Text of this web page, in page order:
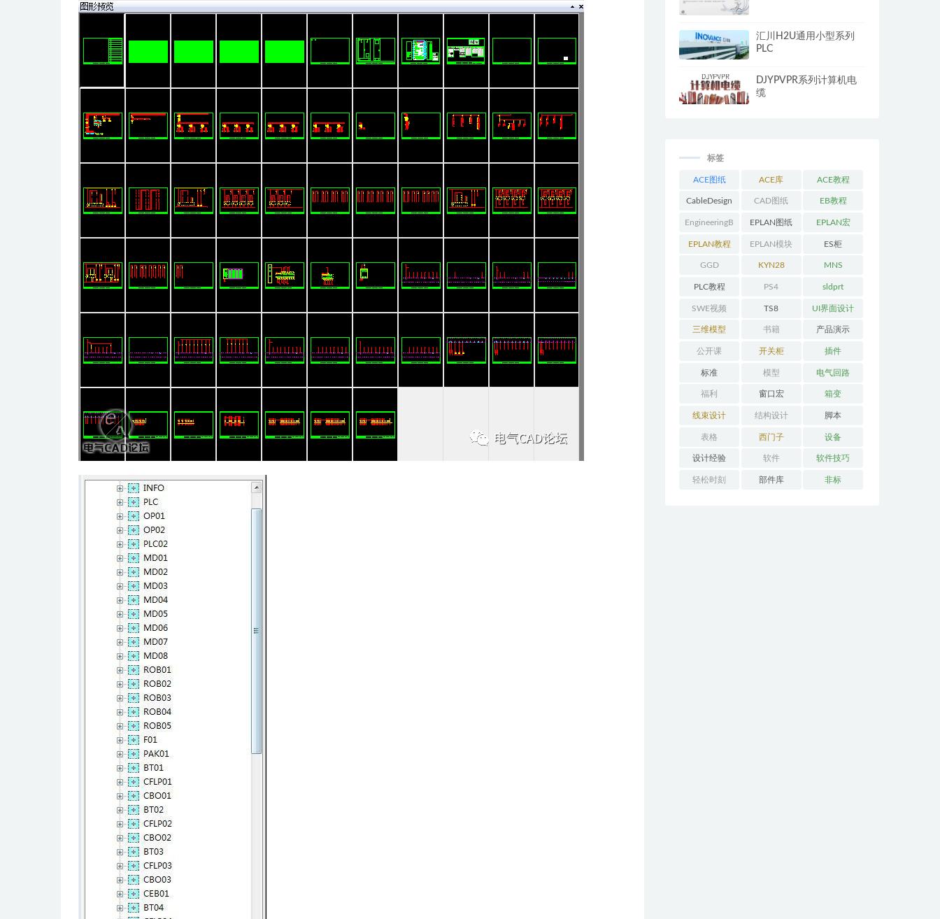
汇川H2U通用小型系列
PLC
DJYPVPR系列计算机电
缆
标签
ACE图纸 ACE库 ACE教程
CableDesign CAD图纸 EB教程
EngineeringB
ase教程
EPLAN图纸 EPLAN宏
EPLAN教程 EPLAN模块 ES柜
GGD KYN28 MNS
PLC教程 PS4 sldprt
SWE视频 TS8 UI界面设计
三维模型 书籍 产品演示
公开课 开关柜 插件
标准 模型 电气回路
福利 窗口宏 箱变
线束设计 结构设计 脚本
表格 西门子 设备
设计经验 软件 软件技巧
轻松时刻 部件库 非标